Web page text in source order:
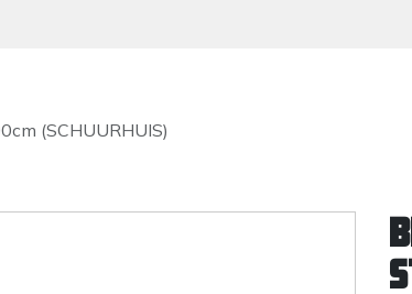
(SCHUURHUIS)